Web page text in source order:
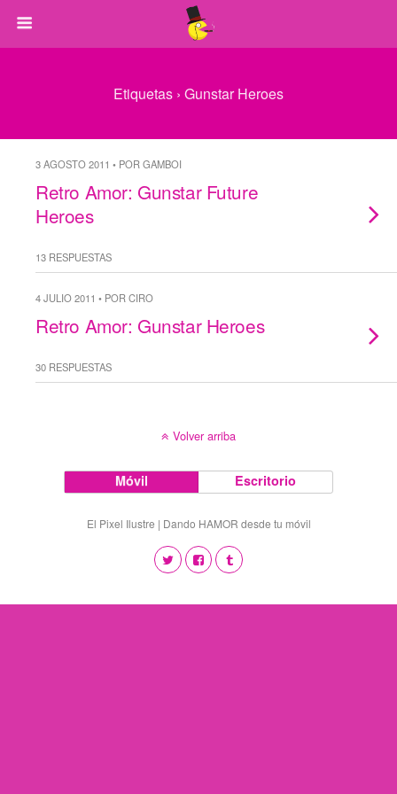
Etiquetas › Gunstar Heroes
3 AGOSTO 2011 • POR GAMBOI
Retro Amor: Gunstar Future
Heroes
13 RESPUESTAS
4 JULIO 2011 • POR CIRO
Retro Amor: Gunstar Heroes
30 RESPUESTAS
Volver arriba
Móvil Escritorio
El Pixel Ilustre | Dando HAMOR desde tu móvil